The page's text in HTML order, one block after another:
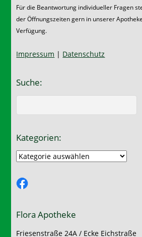
Für die Beantwortung individueller Fragen
der Öffnungszeiten gern in unserer
Verfügung.
Impressum | Datenschutz
Suche:
Kategorien:
Kategorien:
Facebook
Flora Apotheke
Friesenstraße 24A / Ecke Eichstraße